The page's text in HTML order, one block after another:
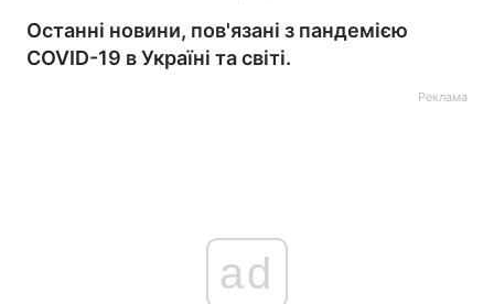
Останні новини, пов'язані з пандемією
COVID-19 в Україні та світі.
Реклама
ad